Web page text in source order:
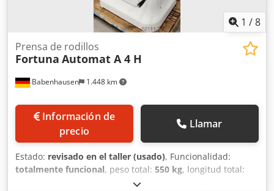
1 /8
Babenhausen 1.448 km
Prensa de rodillos
Fortuna Automat A 4 H
Información de
precio
Llamar
Estado: revisado en el taller (usado), Funcionalidad:
totalmente funcional, peso total: 550 kg, longitud total:
770 mm, altura total: